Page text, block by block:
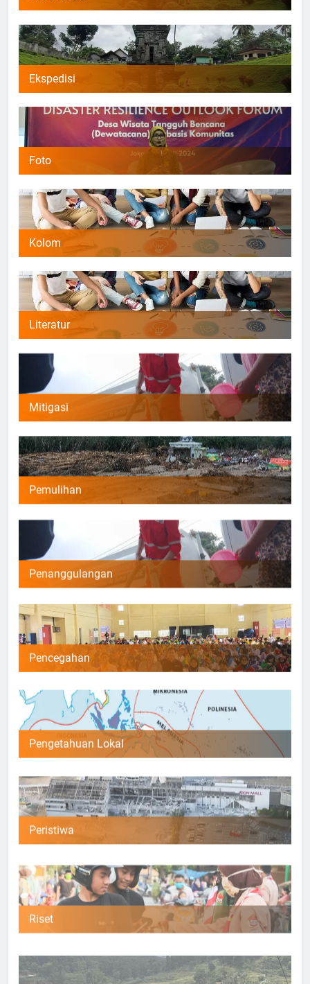
Ekspedisi
Foto
Kolom
Literatur
Mitigasi
Pemulihan
Penanggulangan
Pencegahan
Pengetahuan Lokal
Peristiwa
Riset